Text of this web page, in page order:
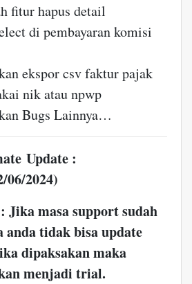
fitur hapus detail
di pembayaran komisi
ekspor csv faktur pajak
nik atau npwp
Bugs Lainnya…
Update :
06/2024)
Jika masa support sudah
anda tidak bisa update
dipaksakan maka
menjadi trial.